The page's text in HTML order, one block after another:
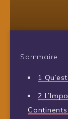
Sommaire
1
2